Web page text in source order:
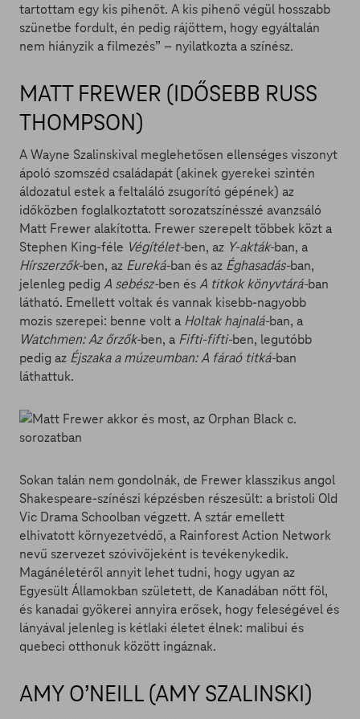
tartottam egy kis pihenőt. A kis pihenő végül hosszabb
szünetbe fordult, én pedig rájöttem, hogy egyáltalán
nem hiányzik a filmezés” – nyilatkozta a színész.
MATT FREWER (IDŐSEBB RUSS
THOMPSON)
A Wayne Szalinskival meglehetősen ellenséges viszonyt
ápoló szomszéd családapát (akinek gyerekei szintén
áldozatul estek a feltaláló zsugorító gépének) az
időközben foglalkoztatott sorozatszínésszé avanzsáló
Matt Frewer alakította. Frewer szerepelt többek közt a
Stephen King-féle Végítélet-ben, az Y-akták-ban, a
Hírszerzők-ben, az Eureká-ban és az Éghasadás-ban,
jelenleg pedig A sebész-ben ésA titkok könyvtárá-ban
látható. Emellett voltak és vannak kisebb-nagyobb
mozis szerepei: benne volt a Holtak hajnalá-ban, a
Watchmen: Az őrzők-ben, a Fifti-fifti-ben, legutóbb
pedig az Éjszaka a múzeumban: A fáraó titká-ban
láthattuk.
Sokan talán nem gondolnák, de Frewer klasszikus angol
Shakespeare-színészi képzésben részesült: a bristoli Old
Vic Drama Schoolban végzett. A sztár emellett
elhivatott környezetvédő, a Rainforest Action Network
nevű szervezet szóvivőjeként is tevékenykedik.
Magánéletéről annyit lehet tudni, hogy ugyan az
Egyesült Államokban született, de Kanadában nőtt föl,
és kanadai gyökerei annyira erősek, hogy feleségével és
lányával jelenleg is kétlaki életet élnek: malibui és
quebeci otthonuk között ingáznak.
AMY O’NEILL (AMY SZALINSKI)